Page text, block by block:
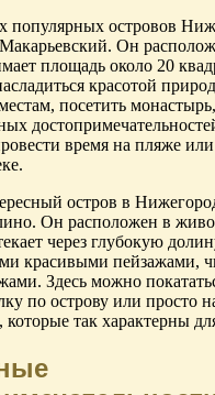
популярных островов
Он
площадь около 20
красотой
посетить
время на пляже или
остров в
Он расположен в
через глубокую
красивыми пейзажами,
Здесь можно
по острову или просто
так характерны